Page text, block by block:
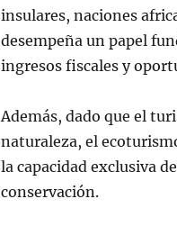
insulares, naciones
desempeña un papel
ingresos fiscales y
Además, dado que el
naturaleza, el
la capacidad exclusiva
conservación.